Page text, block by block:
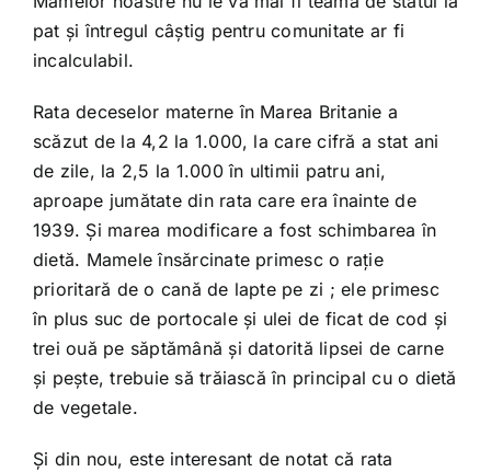
pat şi întregul câştig pentru comunitate ar fi
incalculabil.
Rata deceselor materne în Marea Britanie a
scăzut de la 4,2 la 1.000, la care cifră a stat ani
de zile, la 2,5 la 1.000 în ultimii patru ani,
aproape jumătate din rata care era înainte de
1939. Şi marea modificare a fost schimbarea în
dietă. Mamele însărcinate primesc o raţie
prioritară de o cană de lapte pe zi ; ele primesc
în plus suc de portocale şi ulei de ficat de cod şi
trei ouă pe săptămână şi datorită lipsei de carne
şi peşte, trebuie să trăiască în principal cu o dietă
de vegetale.
Şi din nou, este interesant de notat că rata